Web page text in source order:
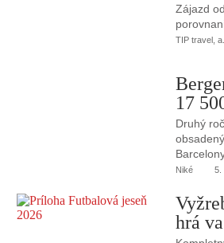
Zájazd
TIP travel,
17
Druhý
Niké 5.
hrá